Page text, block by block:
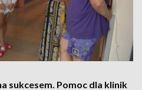
sukcesem. Pomoc dla klinik